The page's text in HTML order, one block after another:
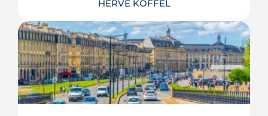
HERVÉ KOFFEL
Entre la gare Saint-Jean et le fleuve, un
ancien secteur d'entrepôts et de chais
devient l'une des vitrines de Bordeaux